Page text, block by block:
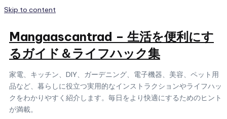
Skip to content
Mangaascantrad – 生活を便利にす
るガイド＆ライフハック集
家電、キッチン、DIY、ガーデニング、電子機器、美容、ペット用
品など、暮らしに役立つ実用的なインストラクションやライフハッ
クをわかりやすく紹介します。毎日をより快適にするためのヒント
が満載。